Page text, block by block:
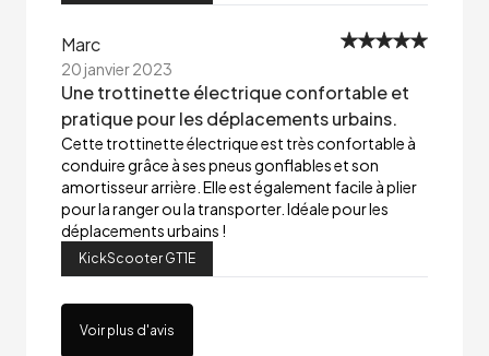
Marc
20 janvier 2023
Une trottinette électrique confortable et
pratique pour les déplacements urbains.
Cette trottinette électrique est très confortable à
conduire grâce à ses pneus gonflables et son
amortisseur arrière. Elle est également facile à plier
pour la ranger ou la transporter. Idéale pour les
déplacements urbains !
KickScooter GT1E
Voir plus d'avis